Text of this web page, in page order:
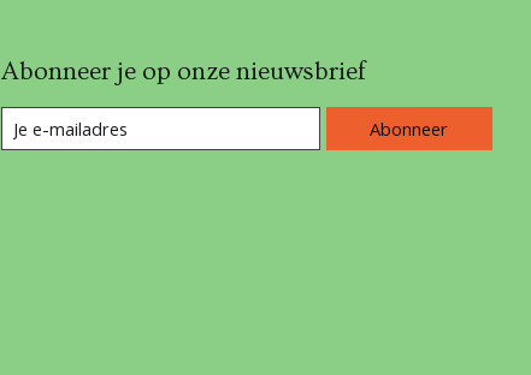
Abonneer je op onze nieuwsbrief
Abonneer